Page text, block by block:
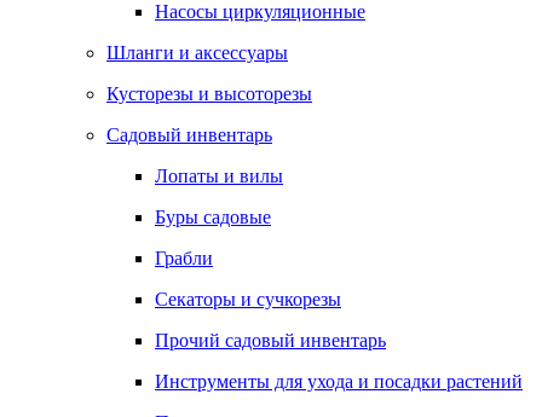
Насосы циркуляционные
Шланги и аксессуары
Кусторезы и высоторезы
Садовый инвентарь
Лопаты и вилы
Буры садовые
Грабли
Секаторы и сучкорезы
Прочий садовый инвентарь
Инструменты для ухода и посадки растений